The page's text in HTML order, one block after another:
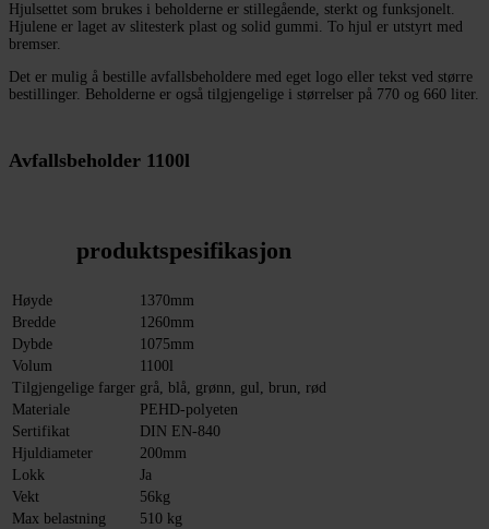
Hjulsettet som brukes i beholderne er stillegående, sterkt og funksjonelt.
Hjulene er laget av slitesterk plast og solid gummi. To hjul er utstyrt med
bremser.
Det er mulig å bestille avfallsbeholdere med eget logo eller tekst ved større
bestillinger. Beholderne er også tilgjengelige i størrelser på 770 og 660 liter.
Avfallsbeholder 1100l
produktspesifikasjon
Høyde
1370mm
Bredde
1260mm
Dybde
1075mm
Volum
1100l
Tilgjengelige farger grå, blå, grønn, gul, brun, rød
Materiale
PEHD-polyeten
Sertifikat
DIN EN-840
Hjuldiameter
200mm
Lokk
Ja
Vekt
56kg
Max belastning
510 kg